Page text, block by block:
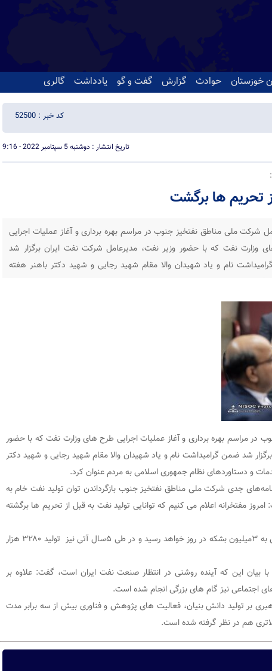
خوزستان حوادث گزارش گفت و گو یادداشت گالری
کد خبر : 52500
تاریخ انتشار : دوشنبه 5 سپتامبر 2022 - 9:16
تحریم ها برگشت
شرکت ملی مناطق نفتخیز جنوب در مراسم بهره برداری و آغاز عملیات اجرایی
وزارت نفت که با حضور وزیر نفت، مدیرعامل شرکت نفت ایران برگزار شد
نام و یاد شهیدان والا مقام شهید رجایی و شهید دکتر باهنر هفته
در مراسم بهره برداری و آغاز عملیات اجرایی طرح های وزارت نفت که با حضور
شد ضمن گرامیداشت نام و یاد شهیدان والا مقام شهید رجایی و شهید دکتر
و دستاوردهای نظام جمهوری اسلامی به مردم عنوان کرد.
جدی شرکت ملی مناطق نفتخیز جنوب بازگرداندن توان تولید نفت خام به
مفتخرانه اعلام می کنیم که توانایی تولید نفت به قبل از تحریم ها برگشته
به گفته وی این ظرفیت تا انتهای امسال به ۳میلیون بشکه در روز خواهد رسید و در طی ۵سال آتی نیز تولید ۳۲۸۰ هزار
بیان این که آینده روشنی در انتظار صنعت نفت ایران است، گفت: علاوه بر
اجتماعی نیز گام های بزرگی انجام شده است.
بر تولید دانش بنیان، فعالیت های پژوهش و فناوری بیش از سه برابر مدت
هم در نظر گرفته شده است.